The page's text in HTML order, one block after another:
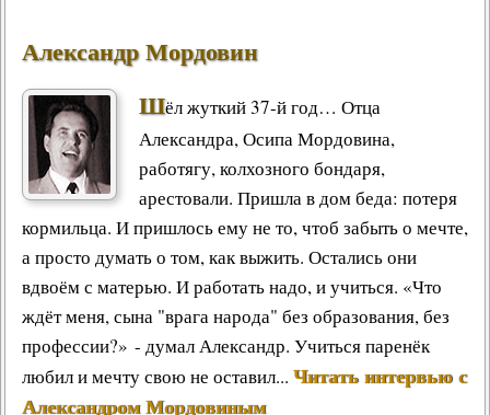
Александр Мордовин
Шёл жуткий 37-й год… Отца
Александра, Осипа Мордовина,
работягу, колхозного бондаря,
арестовали. Пришла в дом беда: потеря
кормильца. И пришлось ему не то, чтоб забыть о мечте,
а просто думать о том, как выжить. Остались они
вдвоём с матерью. И работать надо, и учиться. «Что
ждёт меня, сына "врага народа" без образования, без
профессии?» - думал Александр. Учиться паренёк
любил и мечту свою не оставил... Читать интервью с
Александром Мордовиным